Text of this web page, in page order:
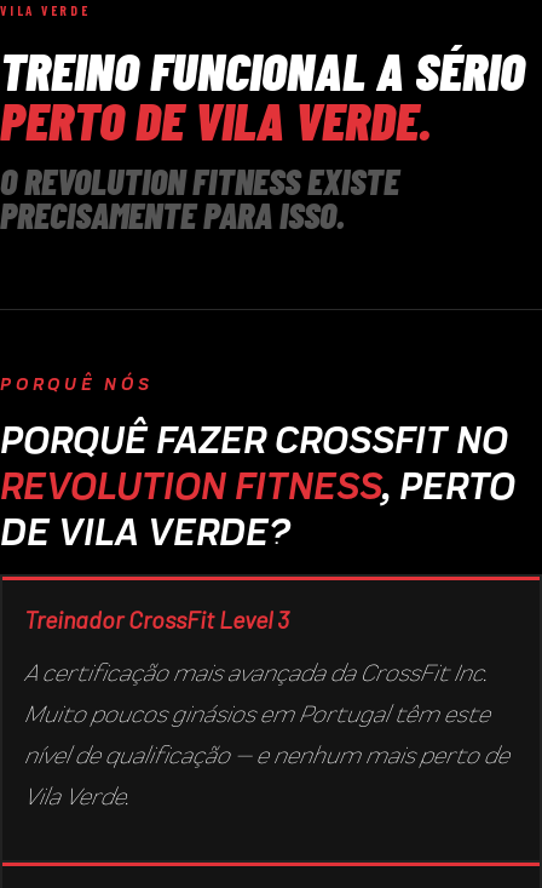
VILA VERDE
TREINO FUNCIONAL A SÉRIO
PERTO DE VILA VERDE.
O REVOLUTION FITNESS EXISTE
PRECISAMENTE PARA ISSO.
PORQUÊ NÓS
PORQUÊ FAZER CROSSFIT NO
REVOLUTION FITNESS, PERTO
DE VILA VERDE?
Treinador CrossFit Level 3
A certificação mais avançada da CrossFit Inc.
Muito poucos ginásios em Portugal têm este
nível de qualificação — e nenhum mais perto de
Vila Verde.